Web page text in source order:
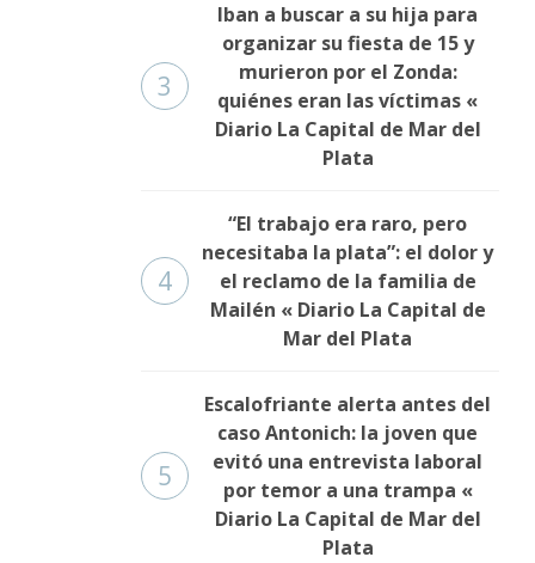
3
Iban a buscar a su hija para
organizar su fiesta de 15 y
murieron por el Zonda:
quiénes eran las víctimas «
Diario La Capital de Mar del
Plata
4
“El trabajo era raro, pero
necesitaba la plata”: el dolor y
el reclamo de la familia de
Mailén « Diario La Capital de
Mar del Plata
5
Escalofriante alerta antes del
caso Antonich: la joven que
evitó una entrevista laboral
por temor a una trampa «
Diario La Capital de Mar del
Plata